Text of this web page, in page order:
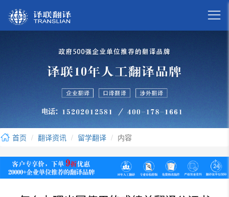

首页 翻译资讯 留学翻译 内容